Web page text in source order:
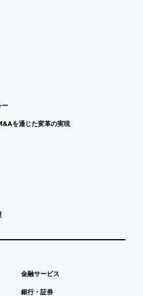
ー
通じた変革の実現
金融サービス
銀行・証券